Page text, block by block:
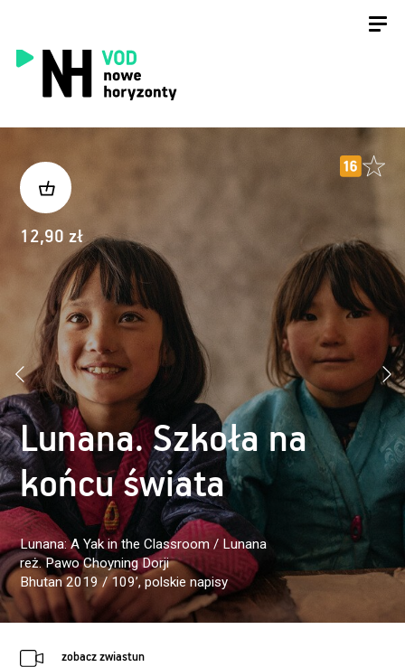
12,90 zł
Lunana. Szkoła na
końcu świata
Lunana: A Yak in the Classroom / Lunana
reż. Pawo Choyning Dorji
Bhutan 2019 / 109’, polskie napisy
zobacz zwiastun